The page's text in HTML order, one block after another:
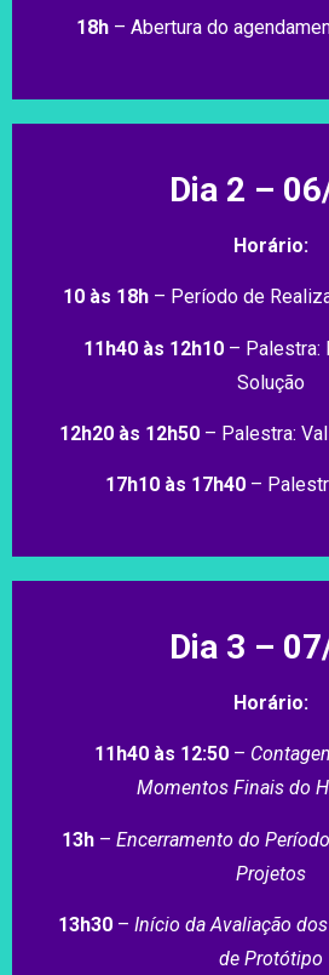
18h – Abertura do
Dia 2 –
Horário:
10 às 18h– Período de
11h40 às 12h10– Palestra:
Solução
12h20 às 12h50 – Palestra:
17h10 às 17h40 –
Dia 3 –
Horário:
11h40 às 12:50–
Momentos Finais do
13h – Encerramento do
Projetos
13h30 – Início da Avaliação
de Protótipo